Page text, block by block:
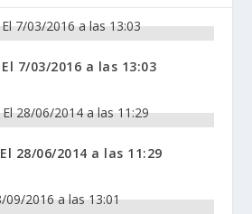
7/03/2016 a las 13:03
28/06/2014 a las 11:29